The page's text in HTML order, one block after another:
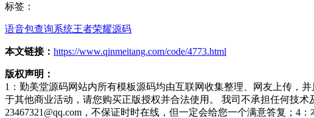
标签：
语音包查询系统王者荣耀源码
本文链接： https://www.qinmeitang.com/code/4773.html
版权声明：
1：勤美堂源码网站内所有模板源码均由互联网收集整理、网友上传，
于其他商业活动，请您购买正版授权并合法使用。 我司不承担任何技
23467321@qq.com，不保证时时在线，但一定会给您一个满意答复；